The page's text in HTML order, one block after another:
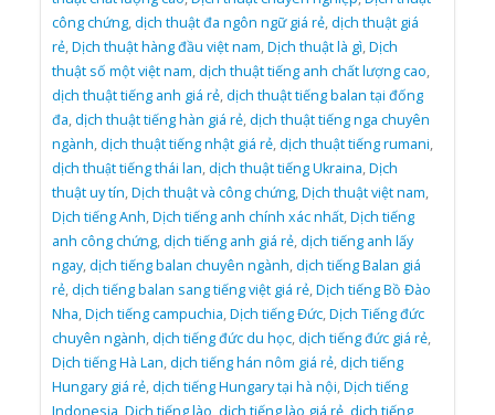
công chứng,dịch thuật đa ngôn ngữ giá rẻ,dịch thuật giá
rẻ,Dịch thuật hàng đầu việt nam,Dịch thuật là gì,Dịch
thuật số một việt nam,dịch thuật tiếng anh chất lượng cao,
dịch thuật tiếng anh giá rẻ,dịch thuật tiếng balan tại đống
đa,dịch thuật tiếng hàn giá rẻ,dịch thuật tiếng nga chuyên
ngành,dịch thuật tiếng nhật giá rẻ,dịch thuật tiếng rumani,
dịch thuật tiếng thái lan,dịch thuật tiếng Ukraina,Dịch
thuật uy tín,Dịch thuật và công chứng,Dịch thuật việt nam,
Dịch tiếng Anh,Dịch tiếng anh chính xác nhất,Dịch tiếng
anh công chứng,dịch tiếng anh giá rẻ,dịch tiếng anh lấy
ngay,dịch tiếng balan chuyên ngành,dịch tiếng Balan giá
rẻ,dịch tiếng balan sang tiếng việt giá rẻ,Dịch tiếng Bồ Đào
Nha,Dịch tiếng campuchia,Dịch tiếng Đức,Dịch Tiếng đức
chuyên ngành,dịch tiếng đức du học,dịch tiếng đức giá rẻ,
Dịch tiếng Hà Lan,dịch tiếng hán nôm giá rẻ,dịch tiếng
Hungary giá rẻ,dịch tiếng Hungary tại hà nội,Dịch tiếng
Indonesia,Dịch tiếng lào,dịch tiếng lào giá rẻ,dịch tiếng